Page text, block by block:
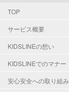
TOP
サービス概要
KIDSLINEの想い
KIDSLINEでのマナー
安心安全への取り組み